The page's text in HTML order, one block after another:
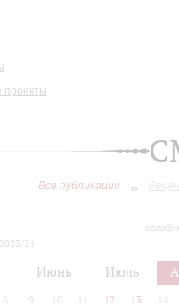
проекты
Все публикации
2023/24
Июнь Июль
8 9 10 12 13 14